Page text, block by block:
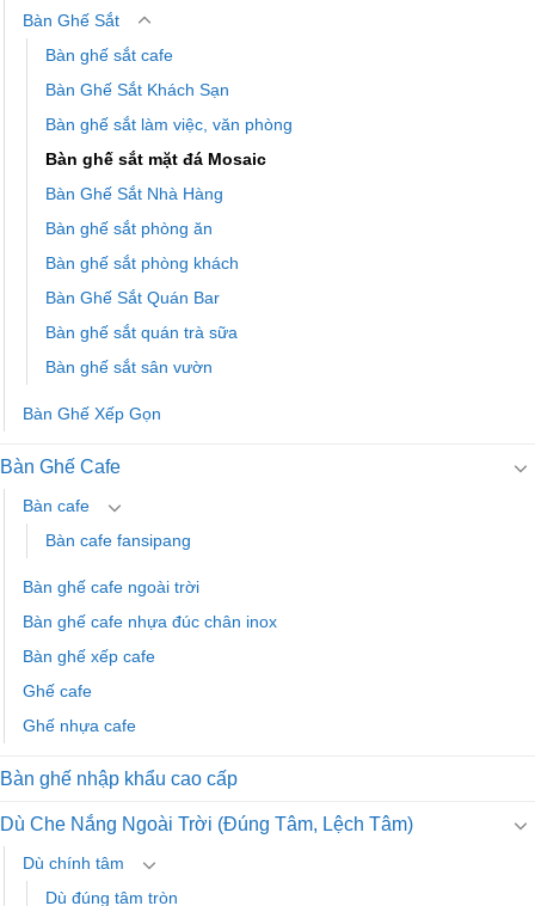
Bàn Ghế Sắt
Bàn ghế sắt cafe
Bàn Ghế Sắt Khách Sạn
Bàn ghế sắt làm việc, văn phòng
Bàn ghế sắt mặt đá Mosaic
Bàn Ghế Sắt Nhà Hàng
Bàn ghế sắt phòng ăn
Bàn ghế sắt phòng khách
Bàn Ghế Sắt Quán Bar
Bàn ghế sắt quán trà sữa
Bàn ghế sắt sân vườn
Bàn Ghế Xếp Gọn
Bàn Ghế Cafe
Bàn cafe
Bàn cafe fansipang
Bàn ghế cafe ngoài trời
Bàn ghế cafe nhựa đúc chân inox
Bàn ghế xếp cafe
Ghế cafe
Ghế nhựa cafe
Bàn ghế nhập khẩu cao cấp
Dù Che Nắng Ngoài Trời (Đúng Tâm, Lệch Tâm)
Dù chính tâm
Dù đúng tâm tròn